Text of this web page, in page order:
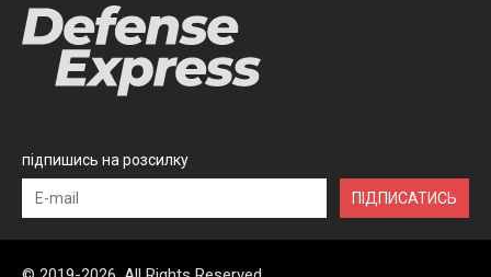
підпишись на розсилку
ПІДПИСАТИСЬ